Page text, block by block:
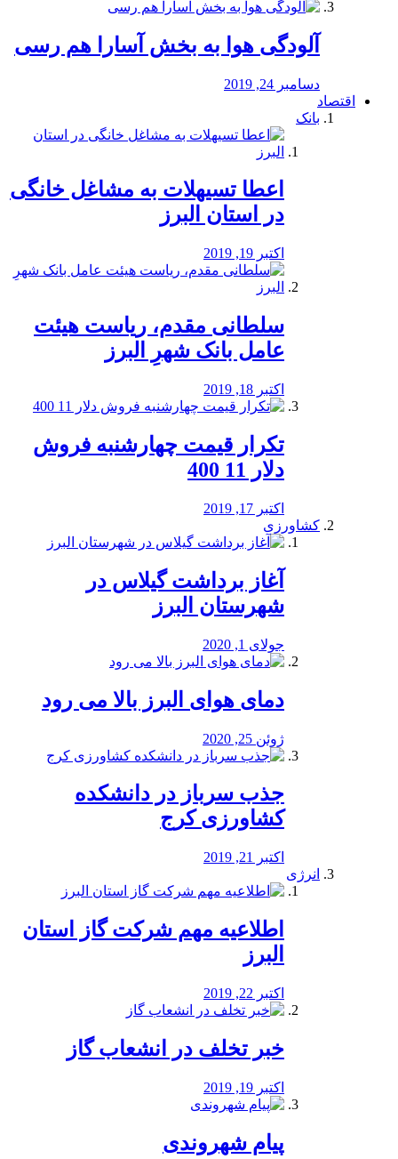
آلودگی هوا به بخش آسارا هم رسی
دسامبر 24, 2019
اقتصاد
بانک
️اعطا تسیهلات به مشاغل خانگی
در استان البرز
اکتبر 19, 2019
سلطانی مقدم، ریاست هیئت
عامل بانک شهرِ البرز
اکتبر 18, 2019
تکرار قیمت چهارشنبه فروش
دلار 11 400
اکتبر 17, 2019
کشاورزی
آغاز برداشت گیلاس در
شهرستان البرز
جولای 1, 2020
دمای هوای البرز بالا می رود
ژوئن 25, 2020
جذب سرباز در دانشکده
کشاورزی کرج
اکتبر 21, 2019
انرژی
️اطلاعیه مهم شرکت گاز استان
البرز
اکتبر 22, 2019
خبر تخلف در انشعاب گاز
اکتبر 19, 2019
پیام شهروندی